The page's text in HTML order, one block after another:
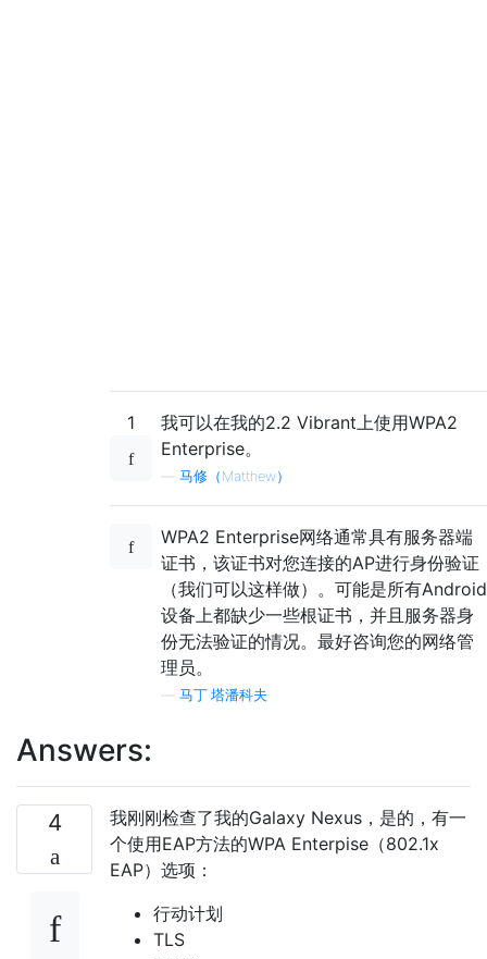
1
我可以在我的2.2 Vibrant上使用WPA2
Enterprise。
马修（Matthew）
WPA2 Enterprise网络通常具有服务器端
证书，该证书对您连接的AP进行身份验证
（我们可以这样做）。可能是所有Android
设备上都缺少一些根证书，并且服务器身
份无法验证的情况。最好咨询您的网络管
理员。
马丁·塔潘科夫
Answers:
4
我刚刚检查了我的Galaxy Nexus，是的，有一
个使用EAP方法的WPA Enterpise（802.1x
EAP）选项：
行动计划
TLS